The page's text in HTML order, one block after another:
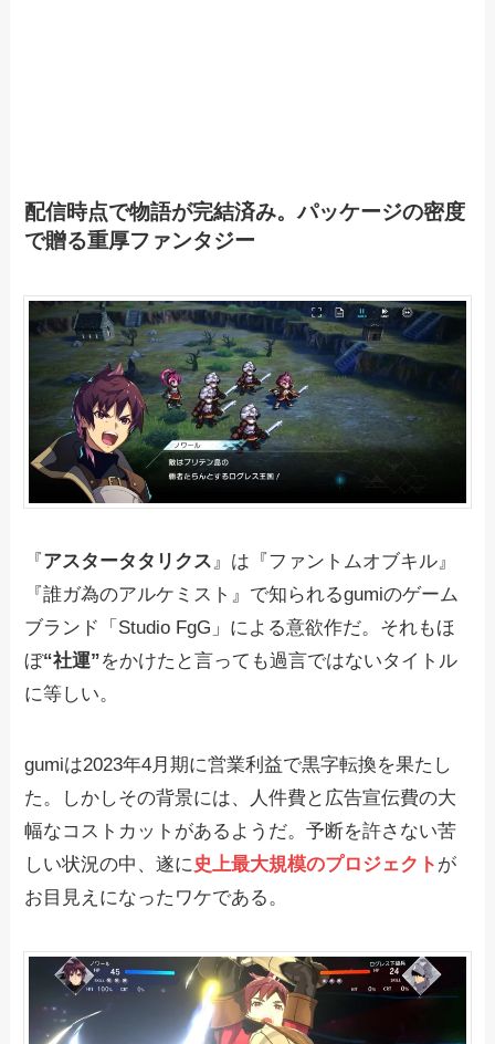
配信時点で物語が完結済み。パッケージの密度
で贈る重厚ファンタジー
『アスタータタリクス』は『ファントムオブキル』
『誰ガ為のアルケミスト』で知られるgumiのゲーム
ブランド「Studio FgG」による意欲作だ。それもほ
ぼ“社運”をかけたと言っても過言ではないタイトル
に等しい。
gumiは2023年4月期に営業利益で黒字転換を果たし
た。しかしその背景には、人件費と広告宣伝費の大
幅なコストカットがあるようだ。予断を許さない苦
しい状況の中、遂に史上最大規模のプロジェクト が
お目見えになったワケである。